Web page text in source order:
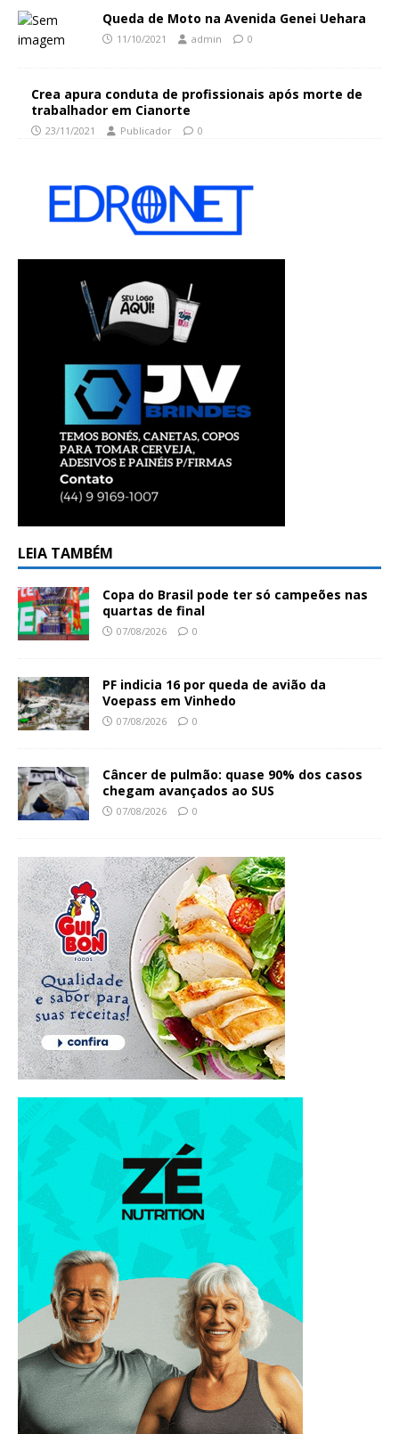
Queda de Moto na Avenida Genei Uehara
11/10/2021 admin 0
Crea apura conduta de profissionais após morte de
trabalhador em Cianorte
23/11/2021 Publicador 0
LEIA TAMBÉM
Copa do Brasil pode ter só campeões nas
quartas de final
07/08/2026 0
PF indicia 16 por queda de avião da
Voepass em Vinhedo
07/08/2026 0
Câncer de pulmão: quase 90% dos casos
chegam avançados ao SUS
07/08/2026 0